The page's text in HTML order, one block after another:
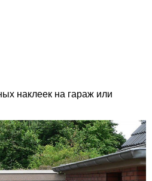
наклеек на гараж или